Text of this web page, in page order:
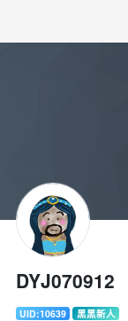
DYJ070912
UID:10639 黑黑新人